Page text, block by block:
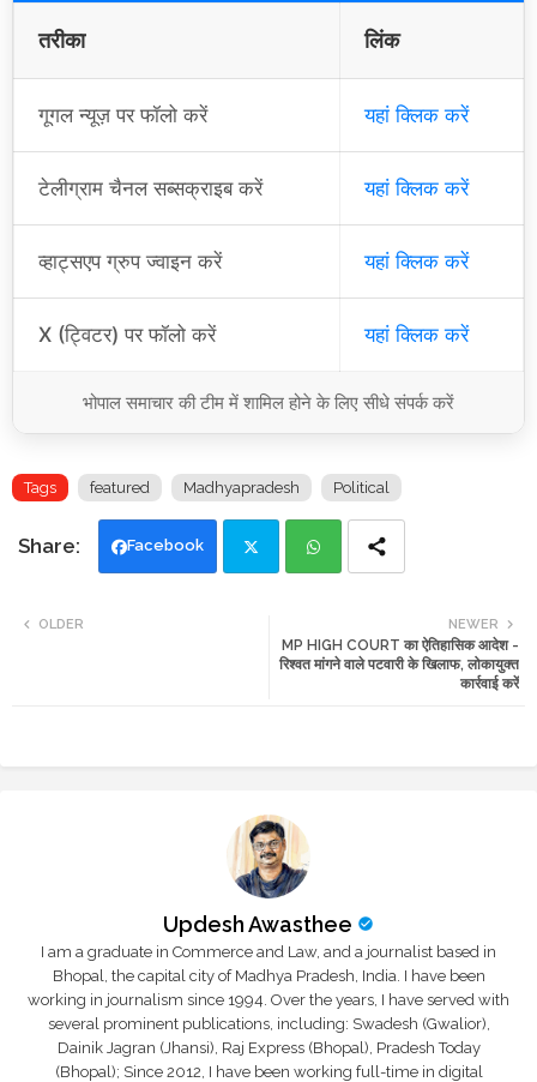
तरीका लिंक
गूगल न्यूज़ पर फॉलो करें यहां क्लिक करें
टेलीग्राम चैनल सब्सक्राइब करें यहां क्लिक करें
व्हाट्सएप ग्रुप ज्वाइन करें यहां क्लिक करें
X (ट्विटर) पर फॉलो करें यहां क्लिक करें
भोपाल समाचार की टीम में शामिल होने के लिए सीधे संपर्क करें
Tags featured Madhyapradesh Political
Facebook
ats
NEWER
MP HIGH COURT का ऐतिहासिक आदेश -
रिश्वत मांगने वाले पटवारी के खिलाफ, लोकायुक्त
कार्रवाई करें
OLDER
Updesh Awasthee
I am a graduate in Commerce and Law, and a journalist based in
Bhopal, the capital city of Madhya Pradesh, India. I have been
working in journalism since 1994. Over the years, I have served with
several prominent publications, including: Swadesh (Gwalior),
Dainik Jagran (Jhansi), Raj Express (Bhopal), Pradesh Today
(Bhopal); Since 2012, I have been working full-time in digital